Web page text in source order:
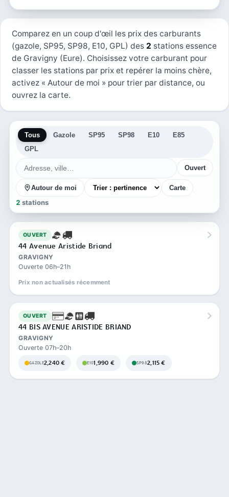
Comparez en un coup d'œil les prix des carburants
(gazole, SP95, SP98, E10, GPL) des 2 stations essence
de Gravigny (Eure). Choisissez votre carburant pour
classer les stations par prix et repérer la moins chère,
activez « Autour de moi » pour trier par distance, ou
ouvrez la carte.
Tous Gazole SP95 SP98 E10
E85
GPL
Ouvert
Autour de moi Carte
2 stations
OUVERT
44 Avenue Aristide Briand
GRAVIGNY
Ouverte 06h–21h
Prix non actualisés récemment
OUVERT
44 BIS AVENUE ARISTIDE BRIAND
GRAVIGNY
Ouverte 07h–20h
GAZOLE2,240 € E101,990 € SP982,115 €